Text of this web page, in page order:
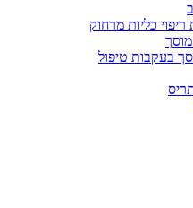
כליות מרחוק
בעקבות טיפול